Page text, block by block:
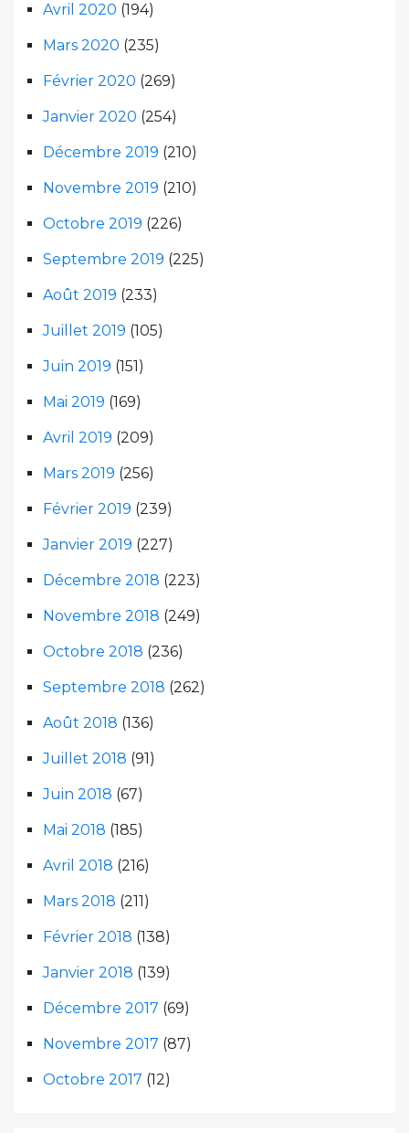
Avril 2020 (194)
Mars 2020 (235)
Février 2020 (269)
Janvier 2020 (254)
Décembre 2019 (210)
Novembre 2019 (210)
Octobre 2019 (226)
Septembre 2019 (225)
Août 2019 (233)
Juillet 2019 (105)
Juin 2019 (151)
Mai 2019 (169)
Avril 2019 (209)
Mars 2019 (256)
Février 2019 (239)
Janvier 2019 (227)
Décembre 2018 (223)
Novembre 2018 (249)
Octobre 2018 (236)
Septembre 2018 (262)
Août 2018 (136)
Juillet 2018 (91)
Juin 2018 (67)
Mai 2018 (185)
Avril 2018 (216)
Mars 2018 (211)
Février 2018 (138)
Janvier 2018 (139)
Décembre 2017 (69)
Novembre 2017 (87)
Octobre 2017 (12)